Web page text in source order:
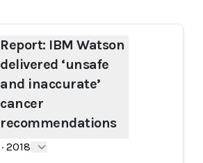
Report: IBM Watson
delivered ‘unsafe
and inaccurate’
cancer
recommendations
· 2018